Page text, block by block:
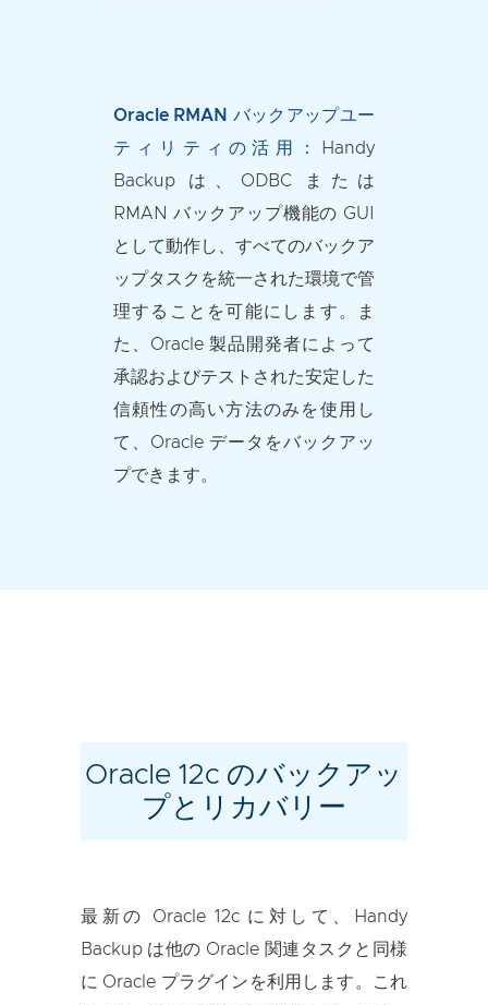
Oracle RMAN バックアップユー
ティリティの活用：
Handy
Backup は、ODBC または
RMAN バックアップ機能の GUI
として動作し、すべてのバックア
ップタスクを統一された環境で管
理することを可能にします。ま
た、Oracle 製品開発者によって
承認およびテストされた安定した
信頼性の高い方法のみを使用し
て、Oracle データをバックアッ
プできます。
Oracle 12c のバックアッ
プとリカバリー
最新の Oracle 12c に対して、Handy
Backup は他の Oracle 関連タスクと同様
に Oracle プラグインを利用します。これ